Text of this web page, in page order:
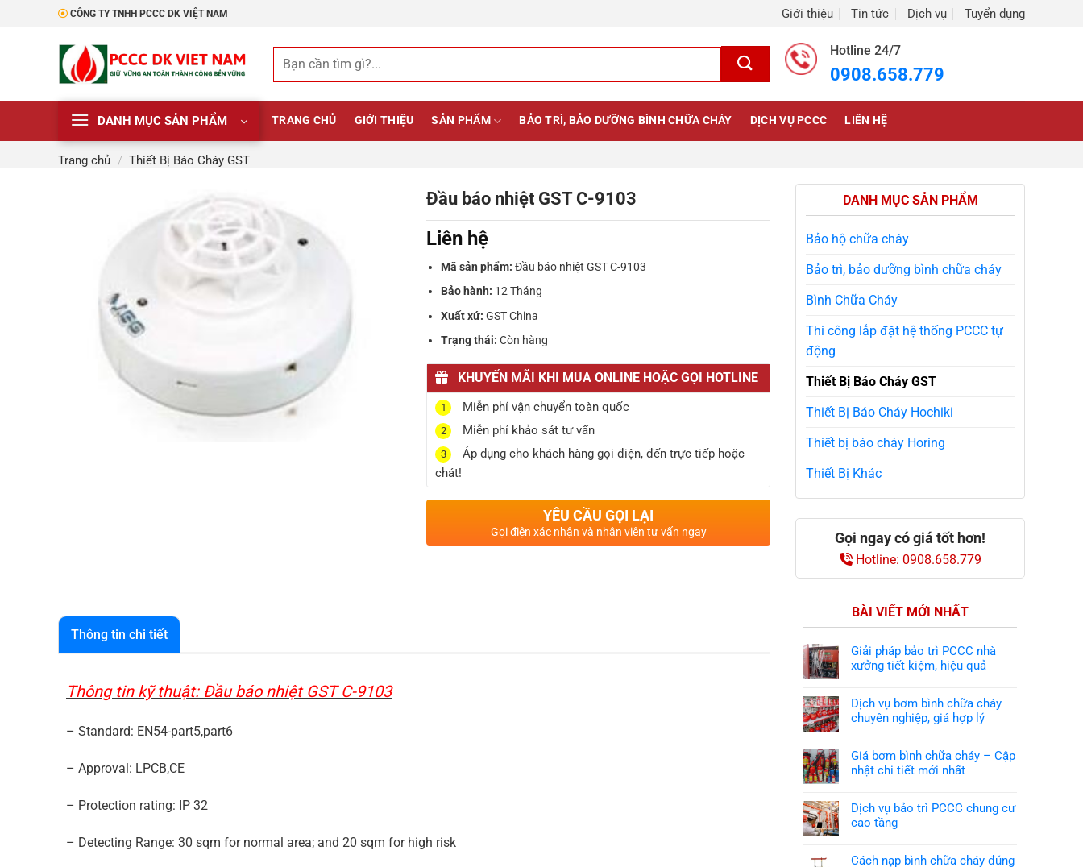
CÔNG TY TNHH PCCC DK VIỆT NAM Giới thiệu Tin tức Dịch vụ Tuyển dụng
kiếm:
Hotline 24/7
0908.658.779
DANH MỤC SẢN PHẨM TRANG CHỦ GIỚI THIỆU SẢN PHẨM BẢO TRÌ, BẢO DƯỠNG BÌNH CHỮA CHÁY DỊCH VỤ PCCC LIÊN HỆ
Trang chủ / Thiết Bị Báo Cháy GST
DANH MỤC SẢN PHẨM
Bảo hộ chữa cháy
Bảo trì, bảo dưỡng bình chữa cháy
Bình Chữa Cháy
Thi công lắp đặt hệ thống PCCC tự
động
Thiết Bị Báo Cháy GST
Thiết Bị Báo Cháy Hochiki
Thiết bị báo cháy Horing
Thiết Bị Khác
Gọi ngay có giá tốt hơn!
Hotline: 0908.658.779
BÀI VIẾT MỚI NHẤT
Giải pháp bảo trì PCCC nhà
xưởng tiết kiệm, hiệu quả
Dịch vụ bơm bình chữa cháy
chuyên nghiệp, giá hợp lý
Giá bơm bình chữa cháy – Cập
nhật chi tiết mới nhất
Dịch vụ bảo trì PCCC chung cư
cao tầng
Cách nạp bình chữa cháy đúng
Đầu báo nhiệt GST C-9103
Liên hệ
Mã sản phẩm: Đầu báo nhiệt GST C-9103
Bảo hành: 12 Tháng
Xuất xứ: GST China
Trạng thái: Còn hàng
KHUYẾN MÃI KHI MUA ONLINE HOẶC GỌI HOTLINE
1 Miễn phí vận chuyển toàn quốc
2 Miễn phí khảo sát tư vấn
3
Áp dụng cho khách hàng gọi điện, đến trực tiếp hoặc
chát!
YÊU CẦU GỌI LẠI
Gọi điện xác nhận và nhân viên tư vấn ngay
Thông tin chi tiết
Thông tin kỹ thuật: Đầu báo nhiệt GST C-9103
– Standard: EN54-part5,part6
– Approval: LPCB,CE
– Protection rating: IP 32
– Detecting Range: 30 sqm for normal area; and 20 sqm for high risk